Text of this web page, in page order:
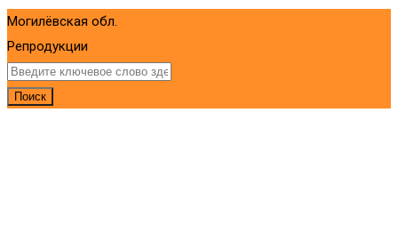
Могилёвская обл.
Репродукции
Поиск